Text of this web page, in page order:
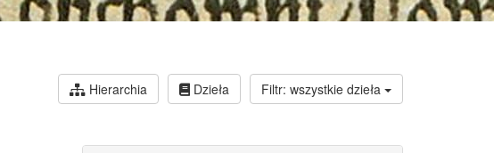
Hierarchia Dzieła
Filtr: wszystkie dzieła